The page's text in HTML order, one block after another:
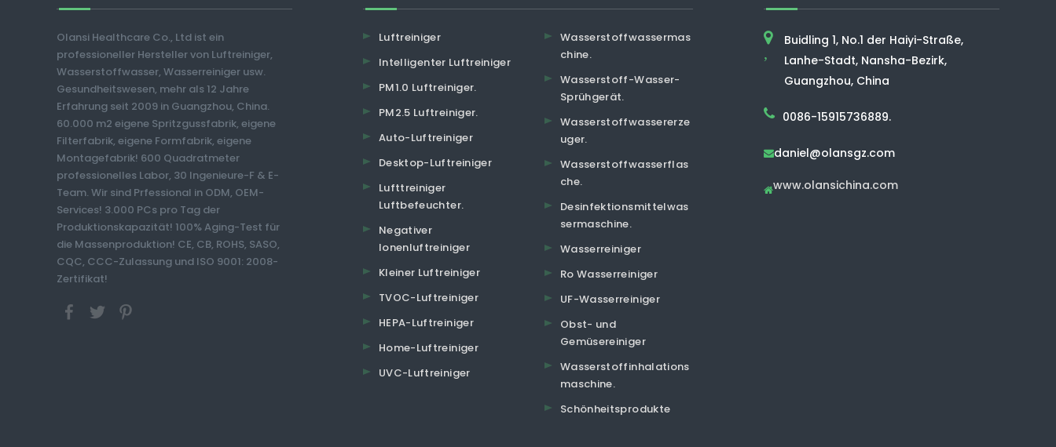
Olansi Healthcare Co., Ltd ist ein
professioneller Hersteller von Luftreiniger,
Wasserstoffwasser, Wasserreiniger usw.
Gesundheitswesen, mehr als 12 Jahre
Erfahrung seit 2009 in Guangzhou, China.
60.000 m2 eigene Spritzgussfabrik, eigene
Filterfabrik, eigene Formfabrik, eigene
Montagefabrik! 600 Quadratmeter
professionelles Labor, 30 Ingenieure-F & E-
Team. Wir sind Prfessional in ODM, OEM-
Services! 3.000 PCs pro Tag der
Produktionskapazität! 100% Aging-Test für
die Massenproduktion! CE, CB, ROHS, SASO,
CQC, CCC-Zulassung und ISO 9001: 2008-
Zertifikat!
Luftreiniger
Intelligenter Luftreiniger
PM1.0 Luftreiniger.
PM2.5 Luftreiniger.
Auto-Luftreiniger
Desktop-Luftreiniger
Lufttreiniger
Luftbefeuchter.
Negativer
Ionenluftreiniger
Kleiner Luftreiniger
TVOC-Luftreiniger
HEPA-Luftreiniger
Home-Luftreiniger
UVC-Luftreiniger
Wasserstoffwassermas
chine.
Wasserstoff-Wasser-
Sprühgerät.
Wasserstoffwassererze
uger.
Wasserstoffwasserflas
che.
Desinfektionsmittelwas
sermaschine.
Wasserreiniger
Ro Wasserreiniger
UF-Wasserreiniger
Obst- und
Gemüsereiniger
Wasserstoffinhalations
maschine.
Schönheitsprodukte
,
Buidling 1, No.1 der Haiyi-Straße,
Lanhe-Stadt, Nansha-Bezirk,
Guangzhou, China
0086-15915736889.
daniel@olansgz.com
www.olansichina.com